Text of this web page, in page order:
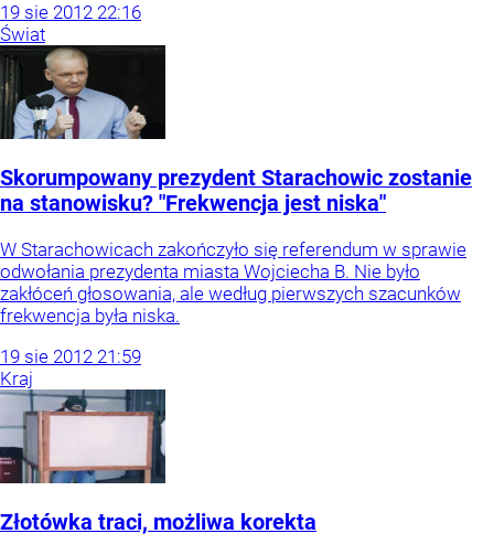
19 sie 2012 22:16
Świat
Skorumpowany prezydent Starachowic zostanie
na stanowisku? "Frekwencja jest niska"
W Starachowicach zakończyło się referendum w sprawie
odwołania prezydenta miasta Wojciecha B. Nie było
zakłóceń głosowania, ale według pierwszych szacunków
frekwencja była niska.
19 sie 2012 21:59
Kraj
Złotówka traci, możliwa korekta